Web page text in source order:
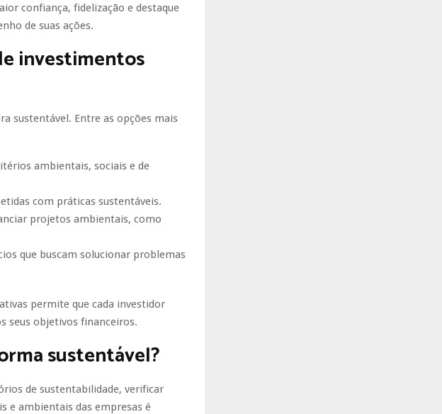
confiança, fidelização e destaque
de suas ações.
investimentos
sustentável. Entre as opções mais
ambientais, sociais e de
com práticas sustentáveis.
projetos ambientais, como
que buscam solucionar problemas
permite que cada investidor
seus objetivos financeiros.
sustentável?
de sustentabilidade, verificar
e ambientais das empresas é